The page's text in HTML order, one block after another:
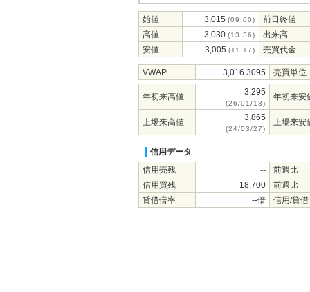
始値 3,015 (09:00)
前日終値
高値
3,030 (13:36)
出来高
安値
3,005 (11:17) 売買代金
VWAP 3,016.3095 売買単位
年初来高値 3,295
(26/01/13)
年初来安
上場来高値 3,865
(24/03/27)
上場来安
信用データ
信用売残
--
前週比
信用買残
18,700
前週比
貸借倍率
--倍 信用/貸借